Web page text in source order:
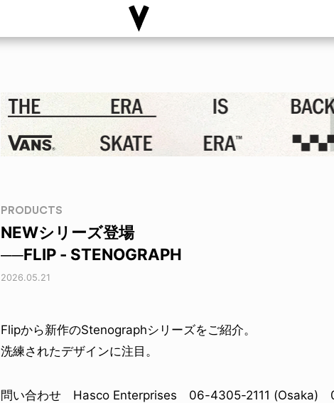
PRODUCTS
NEWシリーズ登場
──FLIP - STENOGRAPH
2026.05.21
Flipから新作のStenographシリーズをご紹介。
洗練されたデザインに注目。
問い合わせ Hasco Enterprises 06-4305-2111 (Osaka)